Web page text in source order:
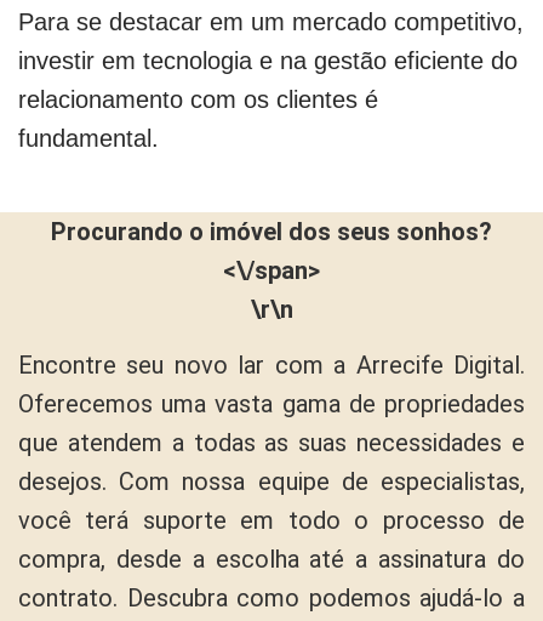
Para se destacar em um mercado competitivo,
investir em tecnologia e na gestão eficiente do
relacionamento com os clientes é
fundamental.
Procurando o imóvel dos seus sonhos?
<\/span>
\r\n
Encontre seu novo lar com a Arrecife Digital.
Oferecemos uma vasta gama de propriedades
que atendem a todas as suas necessidades e
desejos. Com nossa equipe de especialistas,
você terá suporte em todo o processo de
compra, desde a escolha até a assinatura do
contrato. Descubra como podemos ajudá-lo a